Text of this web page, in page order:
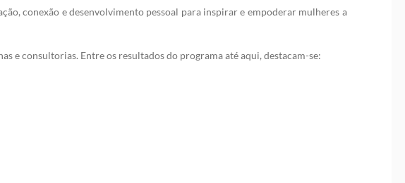
conexão e desenvolvimento pessoal para inspirar e empoderar mulheres a
e consultorias. Entre os resultados do programa até aqui, destacam-se: